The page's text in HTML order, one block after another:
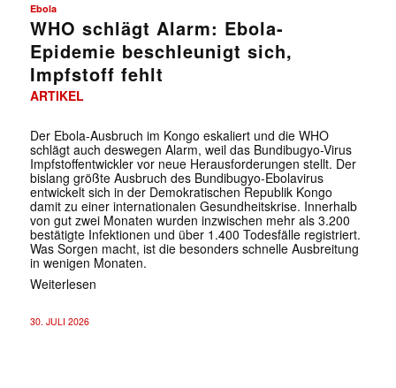
Ebola
WHO schlägt Alarm: Ebola-
Epidemie beschleunigt sich,
Impfstoff fehlt
ARTIKEL
Der Ebola-Ausbruch im Kongo eskaliert und die WHO
schlägt auch deswegen Alarm, weil das Bundibugyo-Virus
Impfstoffentwickler vor neue Herausforderungen stellt. Der
bislang größte Ausbruch des Bundibugyo-Ebolavirus
entwickelt sich in der Demokratischen Republik Kongo
damit zu einer internationalen Gesundheitskrise. Innerhalb
von gut zwei Monaten wurden inzwischen mehr als 3.200
bestätigte Infektionen und über 1.400 Todesfälle registriert.
Was Sorgen macht, ist die besonders schnelle Ausbreitung
in wenigen Monaten.
Weiterlesen
30. JULI 2026